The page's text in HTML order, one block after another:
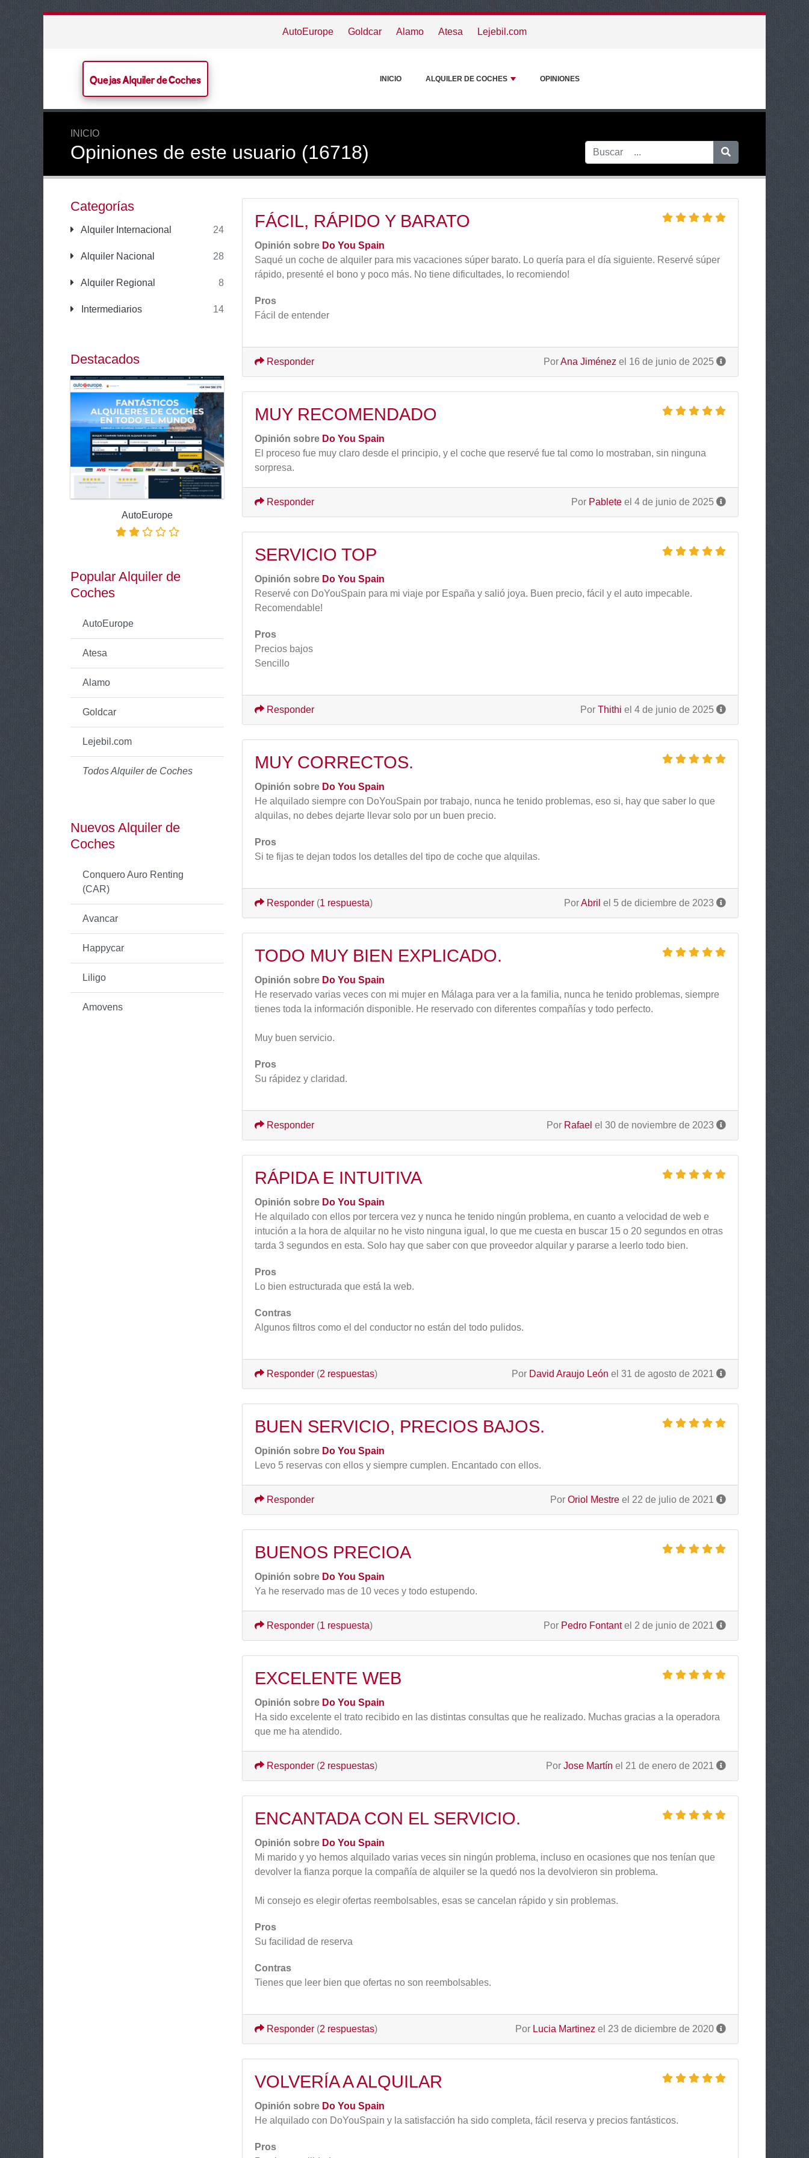
AutoEurope Goldcar Alamo Atesa Lejebil.com
Quejas Alquiler de Coches INICIO ALQUILER DE COCHES OPINIONES
INICIO
Opiniones de este usuario (16718)
Categorías
Alquiler Internacional 24
Alquiler Nacional 28
Alquiler Regional 8
Intermediarios 14
Destacados
AutoEurope
Popular Alquiler de
Coches
AutoEurope
Atesa
Alamo
Goldcar
Lejebil.com
Todos Alquiler de Coches
Nuevos Alquiler de
Coches
Conquero Auro Renting
(CAR)
Avancar
Happycar
Liligo
Amovens
FÁCIL, RÁPIDO Y BARATO
Opinión sobre Do You Spain
Saqué un coche de alquiler para mis vacaciones súper barato. Lo quería para el día siguiente. Reservé súper
rápido, presenté el bono y poco más. No tiene dificultades, lo recomiendo!
Pros
Fácil de entender
PorAna Jiménez el 16 de junio de 2025
Responder
MUY RECOMENDADO
Opinión sobre Do You Spain
El proceso fue muy claro desde el principio, y el coche que reservé fue tal como lo mostraban, sin ninguna
sorpresa.
Por Pablete el 4 de junio de 2025
Responder
SERVICIO TOP
Opinión sobre Do You Spain
Reservé con DoYouSpain para mi viaje por España y salió joya. Buen precio, fácil y el auto impecable.
Recomendable!
Pros
Precios bajos
Sencillo
Por Thithi el 4 de junio de 2025
Responder
MUY CORRECTOS.
Opinión sobre Do You Spain
He alquilado siempre con DoYouSpain por trabajo, nunca he tenido problemas, eso si, hay que saber lo que
alquilas, no debes dejarte llevar solo por un buen precio.
Pros
Si te fijas te dejan todos los detalles del tipo de coche que alquilas.
PorAbril el 5 de diciembre de 2023
Responder (1 respuesta)
TODO MUY BIEN EXPLICADO.
Opinión sobre Do You Spain
He reservado varias veces con mi mujer en Málaga para ver a la familia, nunca he tenido problemas, siempre
tienes toda la información disponible. He reservado con diferentes compañías y todo perfecto.
Muy buen servicio.
Pros
Su rápidez y claridad.
Por Rafael el 30 de noviembre de 2023
Responder
RÁPIDA E INTUITIVA
Opinión sobre Do You Spain
He alquilado con ellos por tercera vez y nunca he tenido ningún problema, en cuanto a velocidad de web e
intución a la hora de alquilar no he visto ninguna igual, lo que me cuesta en buscar 15 o 20 segundos en otras
tarda 3 segundos en esta. Solo hay que saber con que proveedor alquilar y pararse a leerlo todo bien.
Pros
Lo bien estructurada que está la web.
Contras
Algunos filtros como el del conductor no están del todo pulidos.
Por David Araujo León el 31 de agosto de 2021
Responder (2 respuestas)
BUEN SERVICIO, PRECIOS BAJOS.
Opinión sobre Do You Spain
Levo 5 reservas con ellos y siempre cumplen. Encantado con ellos.
Por Oriol Mestre el 22 de julio de 2021
Responder
BUENOS PRECIOA
Opinión sobre Do You Spain
Ya he reservado mas de 10 veces y todo estupendo.
Por Pedro Fontantel 2 de junio de 2021
Responder (1 respuesta)
EXCELENTE WEB
Opinión sobre Do You Spain
Ha sido excelente el trato recibido en las distintas consultas que he realizado. Muchas gracias a la operadora
que me ha atendido.
Por Jose Martín el 21 de enero de 2021
Responder (2 respuestas)
ENCANTADA CON EL SERVICIO.
Opinión sobre Do You Spain
Mi marido y yo hemos alquilado varias veces sin ningún problema, incluso en ocasiones que nos tenían que
devolver la fianza porque la compañía de alquiler se la quedó nos la devolvieron sin problema.
Mi consejo es elegir ofertas reembolsables, esas se cancelan rápido y sin problemas.
Pros
Su facilidad de reserva
Contras
Tienes que leer bien que ofertas no son reembolsables.
Por Lucia Martinez el 23 de diciembre de 2020
Responder (2 respuestas)
VOLVERÍA A ALQUILAR
Opinión sobre Do You Spain
He alquilado con DoYouSpain y la satisfacción ha sido completa, fácil reserva y precios fantásticos.
Pros